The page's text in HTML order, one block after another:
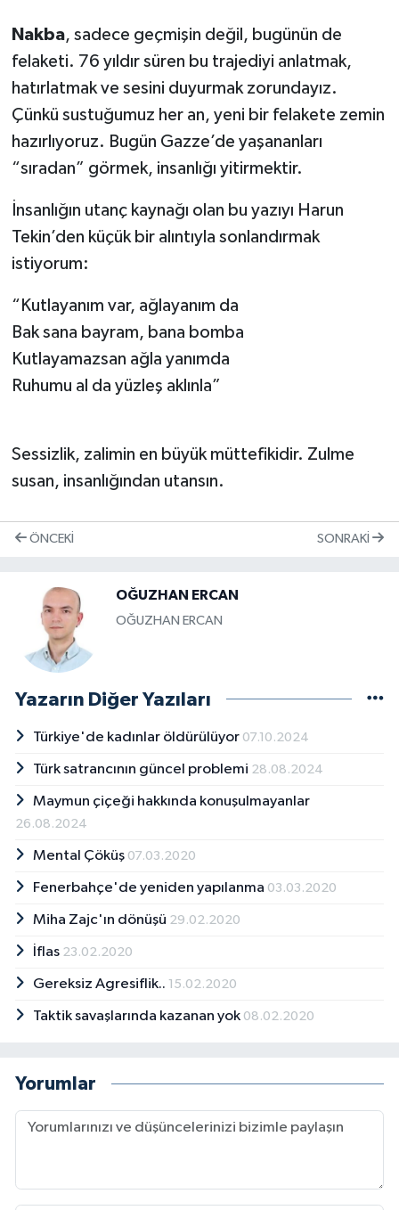
Nakba, sadece geçmişin değil, bugünün de
felaketi. 76 yıldır süren bu trajediyi anlatmak,
hatırlatmak ve sesini duyurmak zorundayız.
Çünkü sustuğumuz her an, yeni bir felakete zemin
hazırlıyoruz. Bugün Gazze’de yaşananları
“sıradan” görmek, insanlığı yitirmektir.
İnsanlığın utanç kaynağı olan bu yazıyı Harun
Tekin’den küçük bir alıntıyla sonlandırmak
istiyorum:
“Kutlayanım var, ağlayanım da
Bak sana bayram, bana bomba
Kutlayamazsan ağla yanımda
Ruhumu al da yüzleş aklınla”
Sessizlik, zalimin en büyük müttefikidir. Zulme
susan, insanlığından utansın.
ÖNCEKI SONRAKI
OĞUZHAN ERCAN
OĞUZHAN ERCAN
Yazarın Diğer Yazıları
Türkiye'de kadınlar öldürülüyor 07.10.2024
Türk satrancının güncel problemi 28.08.2024
Maymun çiçeği hakkında konuşulmayanlar
26.08.2024
Mental Çöküş 07.03.2020
Fenerbahçe'de yeniden yapılanma 03.03.2020
Miha Zajc'ın dönüşü 29.02.2020
İflas 23.02.2020
Gereksiz Agresiflik.. 15.02.2020
Taktik savaşlarında kazanan yok 08.02.2020
Yorumlar